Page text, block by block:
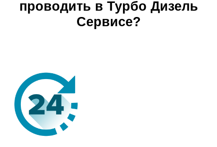
проводить в Турбо Дизель
Сервисе?